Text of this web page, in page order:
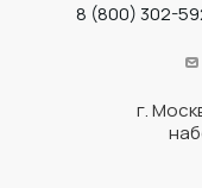
8 (800) 302-
г.